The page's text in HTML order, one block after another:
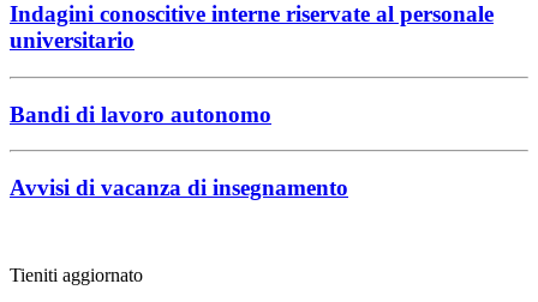
Indagini conoscitive interne riservate al personale
universitario
Bandi di lavoro autonomo
Avvisi di vacanza di insegnamento
Tieniti aggiornato